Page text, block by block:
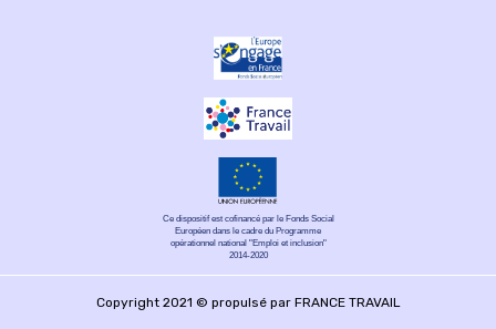
Ce dispositif est cofinancé par le Fonds Social
Européen dans le cadre du Programme
opérationnel national "Emploi et inclusion"
2014-2020
Copyright 2021 © propulsé par FRANCE TRAVAIL